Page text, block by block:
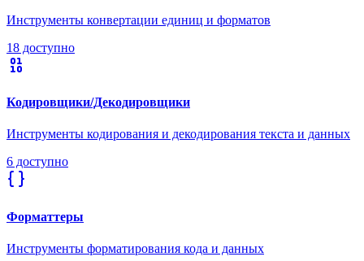
Инструменты конвертации единиц и форматов
18 доступно
Кодировщики/Декодировщики
Инструменты кодирования и декодирования текста и данных
6 доступно
Форматтеры
Инструменты форматирования кода и данных